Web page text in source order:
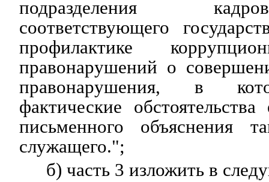
подразделения
соответствующего
профилактике
правонарушений о
правонарушения, в
фактические
письменного объяснения
служащего.";
б) часть 3 изложить в